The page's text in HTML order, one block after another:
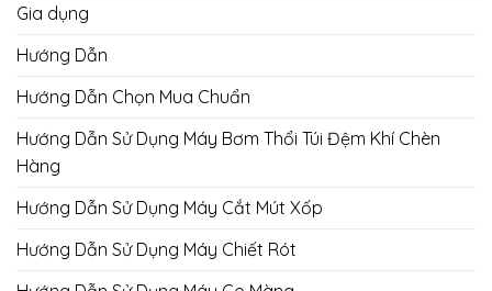
Gia dụng
Hướng Dẫn
Hướng Dẫn Chọn Mua Chuẩn
Hướng Dẫn Sử Dụng Máy Bơm Thổi Túi Đệm Khí Chèn
Hàng
Hướng Dẫn Sử Dụng Máy Cắt Mút Xốp
Hướng Dẫn Sử Dụng Máy Chiết Rót